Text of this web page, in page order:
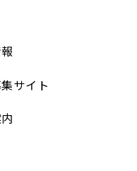
サイト